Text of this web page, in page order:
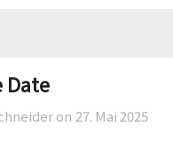
Date
on 27. Mai 2025